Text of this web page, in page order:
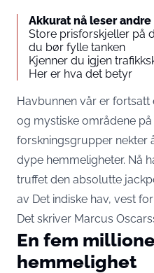
Akkurat nå leser andre
Store prisforskjeller på
du bør fylle tanken
Kjenner du igjen
Her er hva det betyr
Havbunnen vår er
og mystiske områdene
forskningsgrupper nekter
dype hemmeligheter. Nå
truffet den absolutte
av Det indiske hav, vest
Det skriver Marcus
En fem
hemmelighet